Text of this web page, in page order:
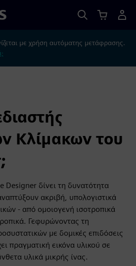
με χρήση αυτόματης μετάφρασης.
Κλίμακων του
δίνει τη δυνατότητα
ακριβή, υπολογιστικά
- από ομοιογενή ισοτροπικά
Γεφυρώνοντας τη
με δομικές επιδόσεις
πραγματική εικόνα υλικού σε
υλικά μικρής ίνας.